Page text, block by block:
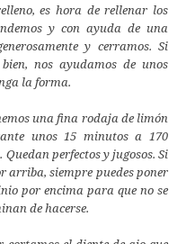
es hora de rellenar los
y con ayuda de una
y cerramos. Si
nos ayudamos de unos
la forma.
una fina rodaja de limón
unos 15 minutos a 170
perfectos y jugosos. Si
arriba, siempre puedes poner
por encima para que no se
de hacerse.